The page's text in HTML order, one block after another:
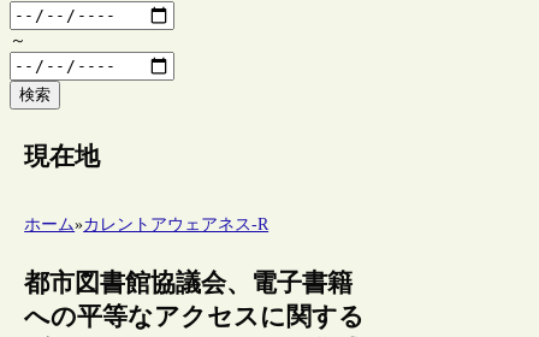
～
検索
現在地
ホーム»カレントアウェアネス-R
都市図書館協議会、電子書籍
への平等なアクセスに関する